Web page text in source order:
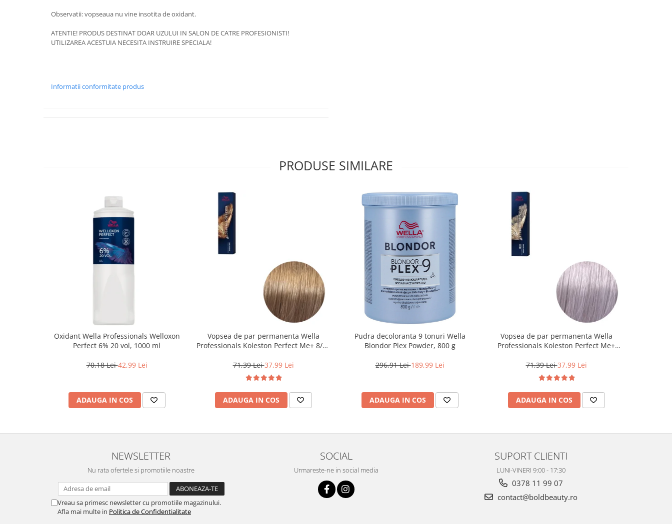
Observatii: vopseaua nu vine insotita de oxidant.
ATENTIE! PRODUS DESTINAT DOAR UZULUI IN SALON DE CATRE PROFESIONISTI!
UTILIZAREA ACESTUIA NECESITA INSTRUIRE SPECIALA!
Informatii conformitate produs
PRODUSE SIMILARE
Oxidant Wella Professionals Welloxon
Perfect 6% 20 vol, 1000 ml
70,18 Lei42,99 Lei
ADAUGA IN COS
Vopsea de par permanenta Wella
Professionals Koleston Perfect Me+ 8/0 ,
71,39 Lei37,99 Lei
ADAUGA IN COS
Pudra decoloranta 9 tonuri Wella
Blondor Plex Powder, 800 g
296,91 Lei189,99 Lei
ADAUGA IN COS
Vopsea de par permanenta Wella
Professionals Koleston Perfect Me+
60 ml
71,39 Lei37,99 Lei
ADAUGA IN COS
NEWSLETTER
Nu rata ofertele si promotiile noastre
Vreau sa primesc newsletter cu promotiile magazinului.
Afla mai multe in Politica de Confidentialitate
SOCIAL
Urmareste-ne in social media
SUPORT CLIENTI
LUNI-VINERI 9:00 - 17:30
0378 11 99 07
contact@boldbeauty.ro